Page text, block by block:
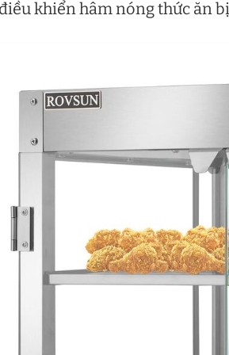
khiển hâm nóng thức ăn